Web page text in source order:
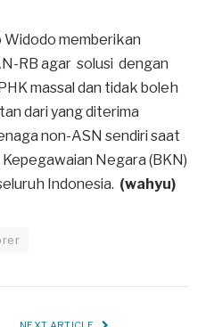
Widodo memberikan
RB agar solusi dengan
massal dan tidak boleh
dari yang diterima
non-ASN sendiri saat
Negara (BKN)
Indonesia. (wahyu)